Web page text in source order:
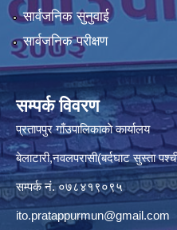
सार्वजनिक सुनुवाई
सार्वजनिक परीक्षण
सम्पर्क विवरण
प्रतापपुर गाँउपालिकाकाे कार्यालय
बेलाटारी,नवलपरासी(बर्दघाट सुस्ता
सम्पर्क नं. ०७८४१९०९५
ito.pratappurmun@gmail.com